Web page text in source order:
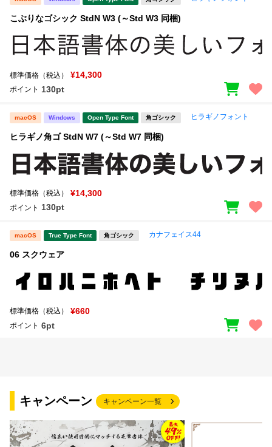
こぶりなゴシック StdN W3 (～Std W3 同梱)
標準価格（税込） ¥14,300
ポイント 130pt
macOS Windows Open Type Font 角ゴシック ヒラギノフォント
ヒラギノ角ゴ StdN W7 (～Std W7 同梱)
標準価格（税込） ¥14,300
ポイント 130pt
macOS True Type Font 角ゴシック カナフェイス44
06 スクウェア
標準価格（税込） ¥660
ポイント 6pt
キャンペーン キャンペーン一覧